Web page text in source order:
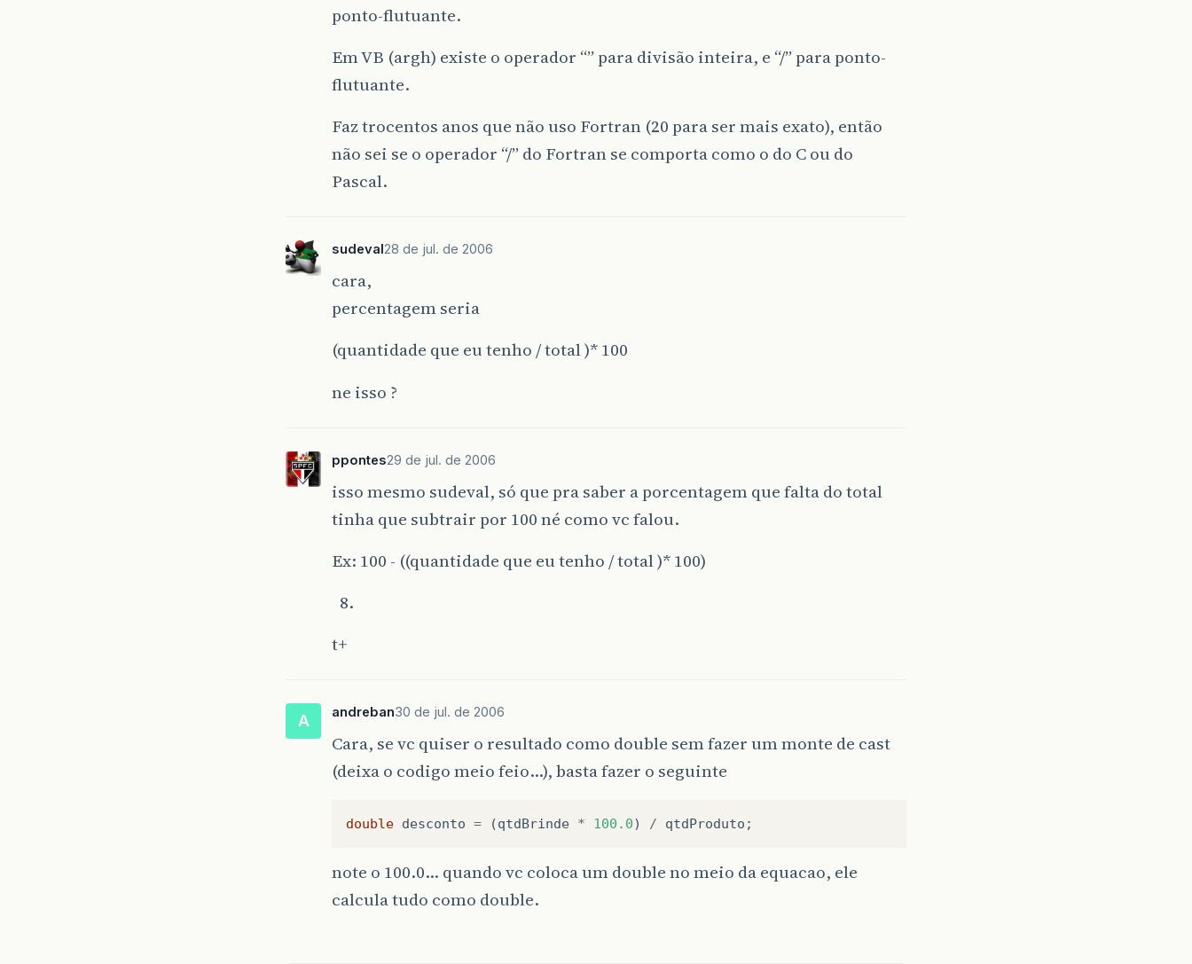
ponto-flutuante.
Em VB (argh) existe o operador “” para divisão inteira, e “/” para ponto-
flutuante.
Faz trocentos anos que não uso Fortran (20 para ser mais exato), então
não sei se o operador “/” do Fortran se comporta como o do C ou do
Pascal.
sudeval28 de jul. de 2006
cara,
percentagem seria
(quantidade que eu tenho / total )* 100
ne isso ?
ppontes29 de jul. de 2006
isso mesmo sudeval, só que pra saber a porcentagem que falta do total
tinha que subtrair por 100 né como vc falou.
Ex: 100 - ((quantidade que eu tenho / total )* 100)
t+
A andreban30 de jul. de 2006
Cara, se vc quiser o resultado como double sem fazer um monte de cast
(deixa o codigo meio feio…), basta fazer o seguinte
double desconto = (qtdBrinde * 100.0) / qtdProduto ;
note o 100.0… quando vc coloca um double no meio da equacao, ele
calcula tudo como double.